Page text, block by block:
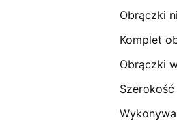
Obrączki
Komplet
Obrączki